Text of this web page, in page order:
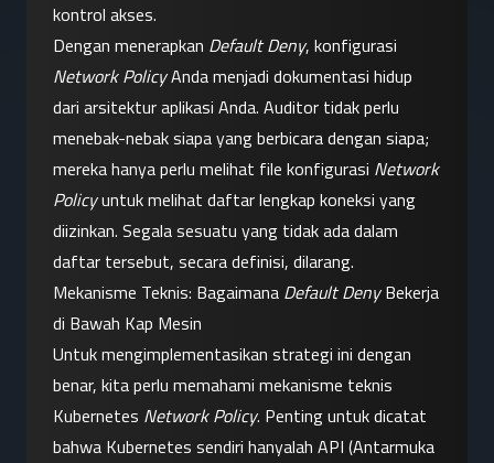
kontrol akses.
Dengan menerapkan Default Deny
Network Policy Anda menjadi dokumentasi hidup
dari arsitektur aplikasi Anda. Auditor tidak perlu
menebak-nebak siapa yang berbicara dengan siapa;
mereka hanya perlu melihat file konfigurasi Network
Policy untuk melihat daftar lengkap koneksi yang
diizinkan. Segala sesuatu yang tidak ada dalam
daftar tersebut, secara definisi, dilarang.
Mekanisme Teknis: Bagaimana Default Deny Bekerja
di Bawah Kap Mesin
Untuk mengimplementasikan strategi ini dengan
benar, kita perlu memahami mekanisme teknis
Kubernetes Network Policy. Penting untuk dicatat
bahwa Kubernetes sendiri hanyalah API (Antarmuka